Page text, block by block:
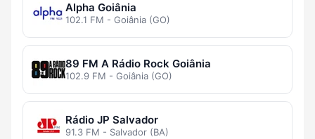
Alpha Goiânia
102.1 FM - Goiânia (GO)
89 FM A Rádio Rock Goiânia
102.9 FM - Goiânia (GO)
Rádio JP Salvador
91.3 FM - Salvador (BA)